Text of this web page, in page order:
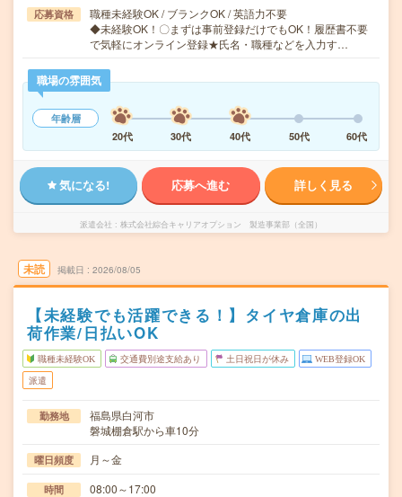
応募資格
職種未経験OK / ブランクOK / 英語力不要
◆未経験OK！〇まずは事前登録だけでもOK！履歴書不要
で気軽にオンライン登録★氏名・職種などを入力す…
職場の雰囲気
年齢層
20代
30代 40代 50代 60代
気になる! 応募へ進む 詳しく見る
派遣会社 株式会社綜合キャリアオプション 製造事業部（全国）
未読 掲載日 2026/08/05
【未経験でも活躍できる！】タイヤ倉庫の出
荷作業/日払いOK
職種未経験OK 交通費別途支給あり 土日祝日が休み WEB登録OK
派遣
勤務地
福島県白河市
磐城棚倉駅から車10分
曜日頻度 月～金
時間 08:00～17:00